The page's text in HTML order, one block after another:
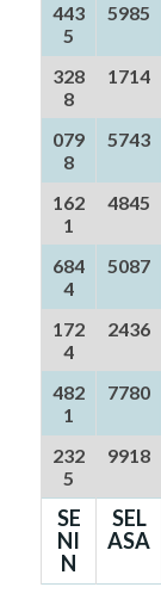
443
5
5985
328
8
1714
079
8
5743
162
1
4845
684
4
5087
172
4
2436
482
1
7780
232
5
9918
SE
NI
N
SEL
ASA